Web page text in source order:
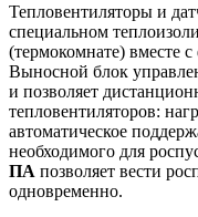
Тепловентиляторы и
специальном
(термокомнате) вместе
Выносной блок
и позволяет
тепловентиляторов:
автоматическое
необходимого для
ПА позволяет вести
одновременно.